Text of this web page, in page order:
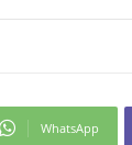
WhatsApp